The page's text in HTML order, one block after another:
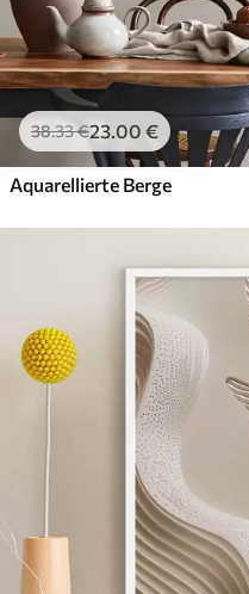
38.33€23.00 €
Aquarellierte Berge